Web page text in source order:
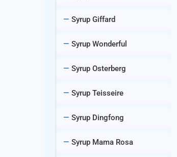
Syrup Giffard
Syrup Wonderful
Syrup Osterberg
Syrup Teisseire
Syrup Dingfong
Syrup Mama Rosa